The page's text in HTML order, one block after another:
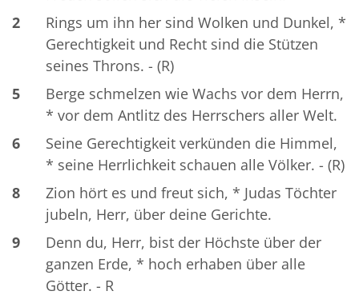
2
Rings um ihn her sind Wolken und Dunkel, *
Gerechtigkeit und Recht sind die Stützen
seines Throns. - (R)
5
Berge schmelzen wie Wachs vor dem Herrn,
* vor dem Antlitz des Herrschers aller Welt.
6
Seine Gerechtigkeit verkünden die Himmel,
* seine Herrlichkeit schauen alle Völker. - (R)
8
Zion hört es und freut sich, * Judas Töchter
jubeln, Herr, über deine Gerichte.
9
Denn du, Herr, bist der Höchste über der
ganzen Erde, * hoch erhaben über alle
Götter. - R